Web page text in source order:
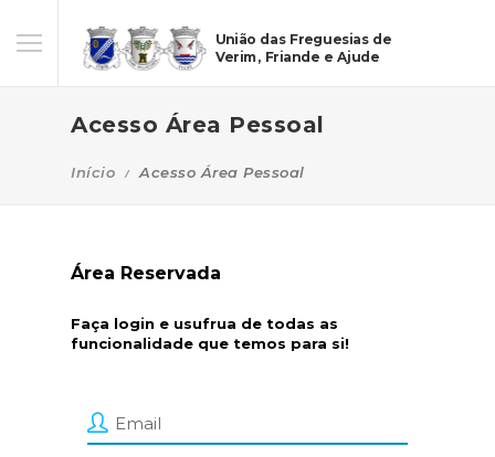
União das Freguesias de
Verim, Friande e Ajude
Acesso Área Pessoal
Início Acesso Área Pessoal
Área Reservada
Faça login e usufrua de todas as
funcionalidade que temos para si!